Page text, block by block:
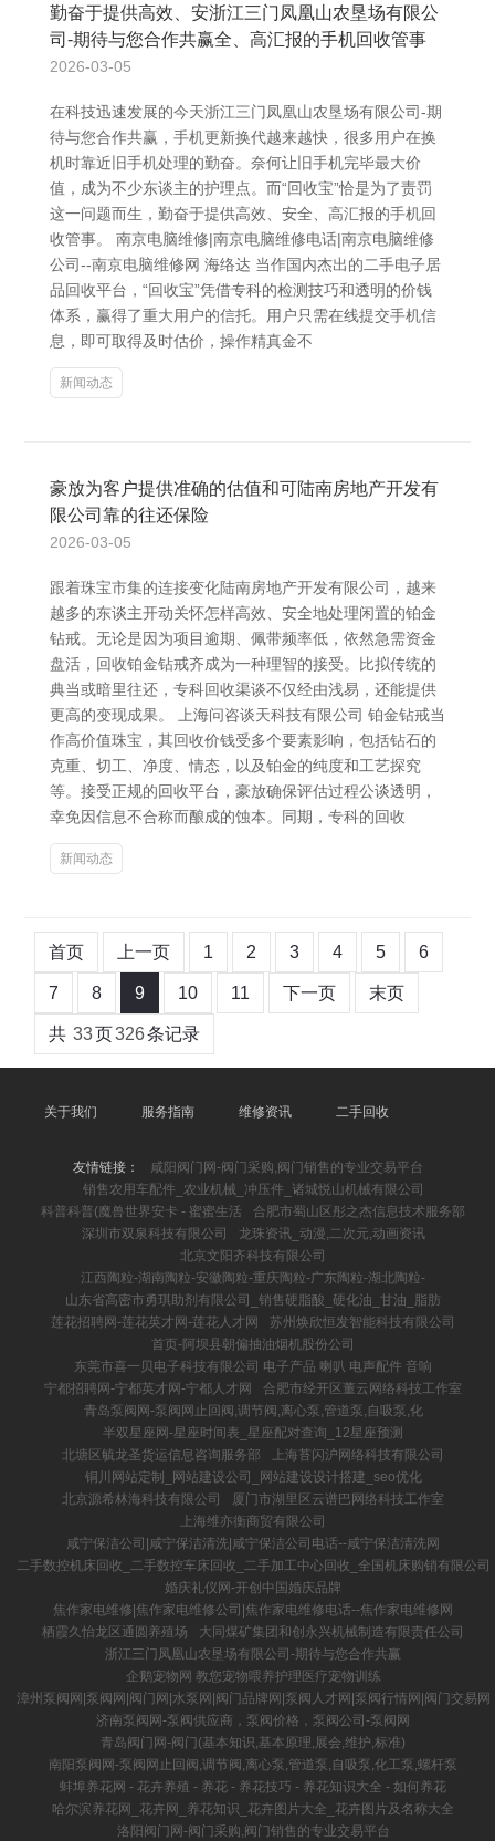
勤奋于提供高效、安浙江三门凤凰山农垦场有限公
司-期待与您合作共赢全、高汇报的手机回收管事
2026-03-05
在科技迅速发展的今天浙江三门凤凰山农垦场有限公司-期
待与您合作共赢，手机更新换代越来越快，很多用户在换
机时靠近旧手机处理的勤奋。奈何让旧手机完毕最大价
值，成为不少东谈主的护理点。而“回收宝”恰是为了责罚
这一问题而生，勤奋于提供高效、安全、高汇报的手机回
收管事。 南京电脑维修|南京电脑维修电话|南京电脑维修
公司--南京电脑维修网 海络达 当作国内杰出的二手电子居
品回收平台，“回收宝”凭借专科的检测技巧和透明的价钱
体系，赢得了重大用户的信托。用户只需在线提交手机信
息，即可取得及时估价，操作精真金不
新闻动态
豪放为客户提供准确的估值和可陆南房地产开发有
限公司靠的往还保险
2026-03-05
跟着珠宝市集的连接变化陆南房地产开发有限公司，越来
越多的东谈主开动关怀怎样高效、安全地处理闲置的铂金
钻戒。无论是因为项目逾期、佩带频率低，依然急需资金
盘活，回收铂金钻戒齐成为一种理智的接受。比拟传统的
典当或暗里往还，专科回收渠谈不仅经由浅易，还能提供
更高的变现成果。 上海问咨谈天科技有限公司 铂金钻戒当
作高价值珠宝，其回收价钱受多个要素影响，包括钻石的
克重、切工、净度、情态，以及铂金的纯度和工艺探究
等。接受正规的回收平台，豪放确保评估过程公谈透明，
幸免因信息不合称而酿成的蚀本。同期，专科的回收
新闻动态
首页 上一页 1 2 3 4 5 6
7 8 9 10 11 下一页 末页
共 33页326条记录
关于我们 服务指南 维修资讯 二手回收
友情链接：
咸阳阀门网-阀门采购,阀门销售的专业交易平台
销售农用车配件_农业机械_冲压件_诸城悦山机械有限公司
科普科普(魔兽世界安卡 - 蜜蜜生活
合肥市蜀山区彤之杰信息技术服务部
深圳市双泉科技有限公司
龙珠资讯_动漫,二次元,动画资讯
北京文阳齐科技有限公司
江西陶粒-湖南陶粒-安徽陶粒-重庆陶粒-广东陶粒-湖北陶粒-
山东省高密市勇琪助剂有限公司_销售硬脂酸_硬化油_甘油_脂肪
莲花招聘网-莲花英才网-莲花人才网
苏州焕欣恒发智能科技有限公司
首页-阿坝县朝偏抽油烟机股份公司
东莞市喜一贝电子科技有限公司 电子产品 喇叭 电声配件 音响
宁都招聘网-宁都英才网-宁都人才网
合肥市经开区董云网络科技工作室
青岛泵阀网-泵阀网止回阀,调节阀,离心泵,管道泵,自吸泵,化
半双星座网-星座时间表_星座配对查询_12星座预测
北塘区毓龙圣货运信息咨询服务部
上海苔闪沪网络科技有限公司
铜川网站定制_网站建设公司_网站建设设计搭建_seo优化
北京源希林海科技有限公司
厦门市湖里区云谱巴网络科技工作室
上海维亦衡商贸有限公司
咸宁保洁公司|咸宁保洁清洗|咸宁保洁公司电话--咸宁保洁清洗网
二手数控机床回收_二手数控车床回收_二手加工中心回收_全国机床购销有限公司
婚庆礼仪网-开创中国婚庆品牌
焦作家电维修|焦作家电维修公司|焦作家电维修电话--焦作家电维修网
栖霞久怡龙区通圆养殖场
大同煤矿集团和创永兴机械制造有限责任公司
浙江三门凤凰山农垦场有限公司-期待与您合作共赢
企鹅宠物网 教您宠物喂养护理医疗宠物训练
漳州泵阀网|泵阀网|阀门网|水泵网|阀门品牌网|泵阀人才网|泵阀行情网|阀门交易网
济南泵阀网-泵阀供应商，泵阀价格，泵阀公司-泵阀网
青岛阀门网-阀门(基本知识,基本原理,展会,维护,标准)
南阳泵阀网-泵阀网止回阀,调节阀,离心泵,管道泵,自吸泵,化工泵,螺杆泵
蚌埠养花网 - 花卉养殖 - 养花 - 养花技巧 - 养花知识大全 - 如何养花
哈尔滨养花网_花卉网_养花知识_花卉图片大全_花卉图片及名称大全
洛阳阀门网-阀门采购,阀门销售的专业交易平台